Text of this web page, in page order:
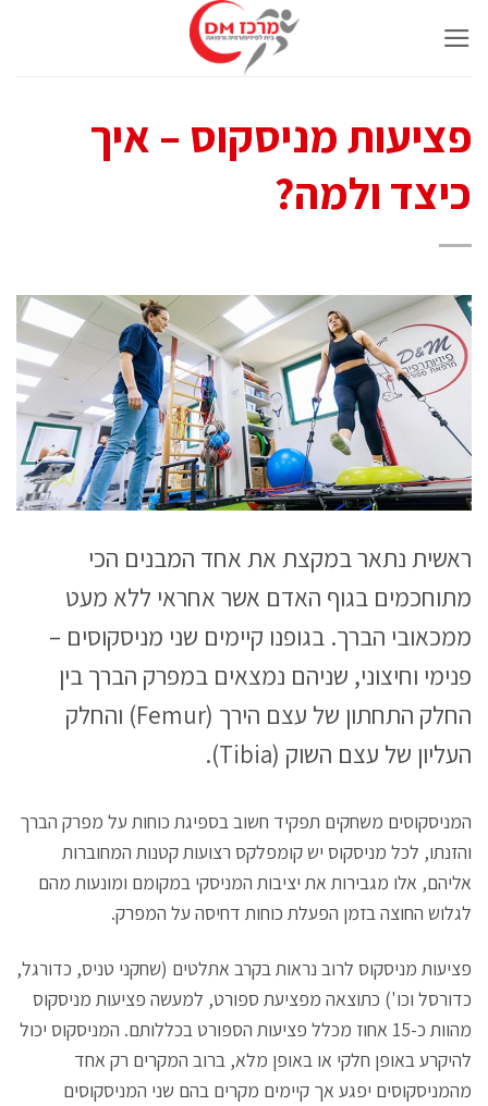
פציעות מניסקוס – איך
כיצד ולמה?
ראשית נתאר במקצת את אחד המבנים הכי
מתוחכמים בגוף האדם אשר אחראי ללא מעט
ממכאובי הברך. בגופנו קיימים שני מניסקוסים –
פנימי וחיצוני, שניהם נמצאים במפרק הברך בין
החלק התחתון של עצם הירך (Femur) והחלק
העליון של עצם השוק (Tibia).
המניסקוסים משחקים תפקיד חשוב בספיגת כוחות על מפרק הברך
והזנתו, לכל מניסקוס יש קומפלקס רצועות קטנות המחוברות
אליהם, אלו מגבירות את יציבות המניסקי במקומם ומונעות מהם
לגלוש החוצה בזמן הפעלת כוחות דחיסה על המפרק.
פציעות מניסקוס לרוב נראות בקרב אתלטים (שחקני טניס, כדורגל,
כדורסל וכו') כתוצאה מפציעת ספורט, למעשה פציעות מניסקוס
מהוות כ-15 אחוז מכלל פציעות הספורט בכללותם. המניסקוס יכול
להיקרע באופן חלקי או באופן מלא, ברוב המקרים רק אחד
מהמניסקוסים יפגע אך קיימים מקרים בהם שני המניסקוסים